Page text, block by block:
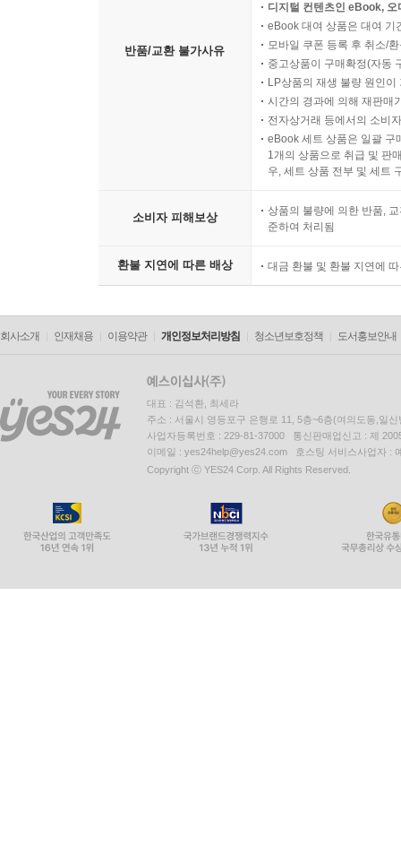
반품/교환 불가사유
디지털 컨텐츠인 eBook,
eBook 대여 상품은 대여 기
모바일 쿠폰 등록 후 취소/
중고상품이 구매확정(자동
LP상품의 재생 불량 원인
시간의 경과에 의해 재판매
전자상거래 등에서의 소비
eBook 세트 상품은 일괄 구
1개의 상품으로 취급 및 판
우, 세트 상품 전부 및 세트
소비자 피해보상
상품의 불량에 의한 반품,
준하여 처리됨
환불 지연에 따른 배상 대금 환불 및 환불 지연에
회사소개 인재채용 이용약관 개인정보처리방침 청소년보호정책 도서홍보안내
대표 : 김석환, 최세라
주소 : 서울시 영등포구 은행로 11, 5층~6층(여의도동,일신
사업자등록번호 : 229-81-37000 통신판매업신고 : 제
이메일 : yes24help@yes24.com 호스팅 서비스사업자 :
Copyright ⓒ YES24 Corp. All Rights Reserved.